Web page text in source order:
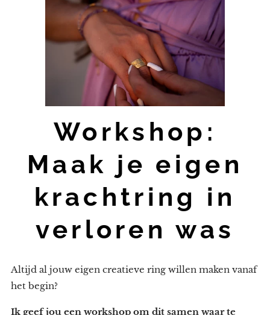
Workshop:
Maak je eigen
krachtring in
verloren was
Altijd al jouw eigen creatieve ring willen maken vanaf
het begin?
Ik geef jou een workshop om dit samen waar te